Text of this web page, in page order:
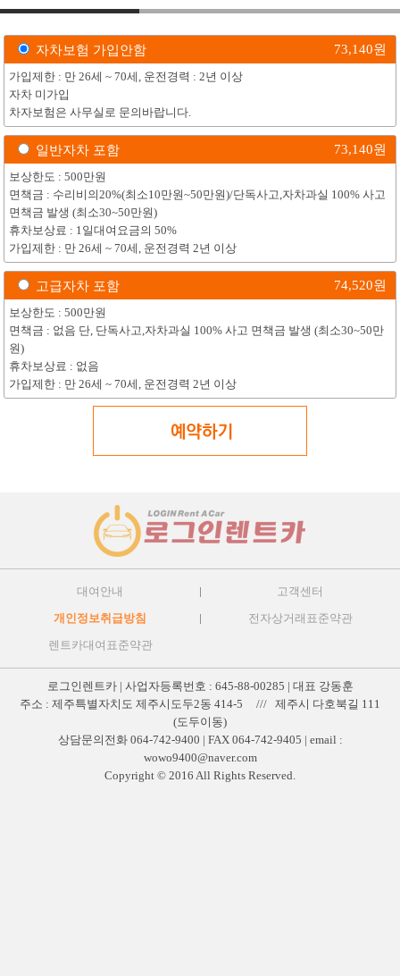
자차보험 가입안함 73,140원
가입제한 : 만 26세 ~ 70세, 운전경력 : 2년 이상
자차 미가입
차자보험은 사무실로 문의바랍니다.
일반자차 포함 73,140원
보상한도 : 500만원
면책금 : 수리비의20%(최소10만원~50만원)/단독사고,자차과실 100% 사고
면책금 발생 (최소30~50만원)
휴차보상료 : 1일대여요금의 50%
가입제한 : 만 26세 ~ 70세, 운전경력 2년 이상
고급자차 포함 74,520원
보상한도 : 500만원
면책금 : 없음 단, 단독사고,자차과실 100% 사고 면책금 발생 (최소30~50만
원)
휴차보상료 : 없음
가입제한 : 만 26세 ~ 70세, 운전경력 2년 이상
대여안내 고객센터
개인정보취급방침 전자상거래표준약관
렌트카대여표준약관
로그인렌트카 | 사업자등록번호 : 645-88-00285 | 대표 강동훈
주소 : 제주특별자치도 제주시도두2동 414-5 /// 제주시 다호북길 111
(도두이동)
상담문의전화 064-742-9400 | FAX 064-742-9405 | email :
wowo9400@naver.com
Copyright © 2016 All Rights Reserved.